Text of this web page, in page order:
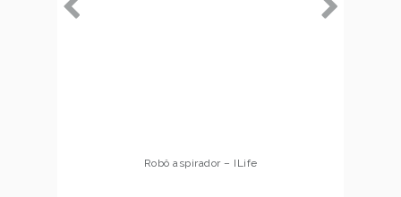
Robô aspirador – ILife